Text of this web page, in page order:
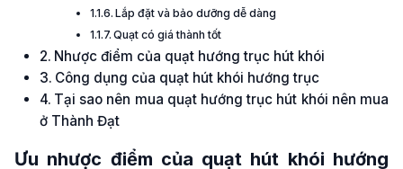
Lắp đặt và bảo dưỡng dễ dàng
Quạt có giá thành tốt
Nhược điểm của quạt hướng trục hút khói
Công dụng của quạt hút khói hướng trục
Tại sao nên mua quạt hướng trục hút khói nên mua
ở Thành Đạt
Ưu nhược điểm của quạt hút khói hướng